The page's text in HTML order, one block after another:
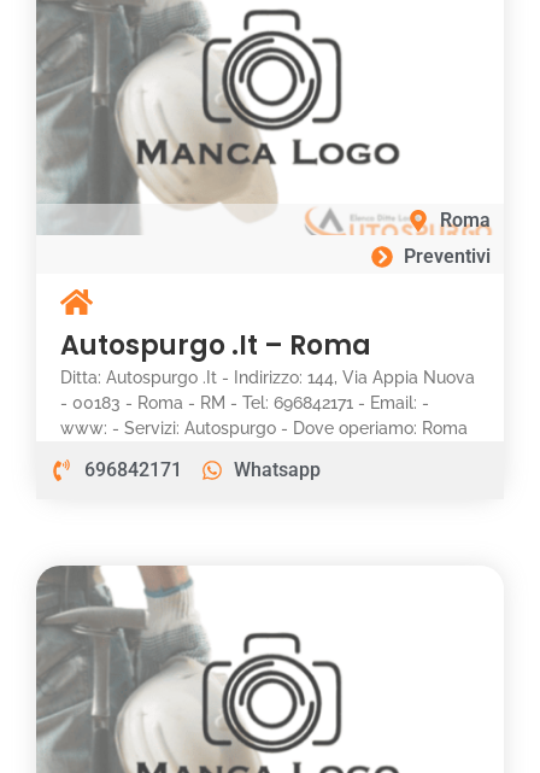
Roma
Preventivi
Autospurgo .It – Roma
Ditta: Autospurgo .It - Indirizzo: 144, Via Appia Nuova
- 00183 - Roma - RM - Tel: 696842171 - Email: -
www: - Servizi: Autospurgo - Dove operiamo: Roma
696842171 Whatsapp